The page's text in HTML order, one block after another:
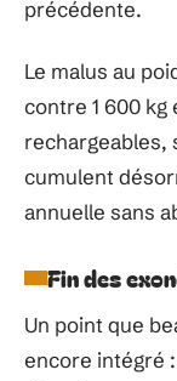
précédente.
Le malus au
contre 1 600 kg
rechargeables,
cumulent
annuelle sans
Fin des
Un point que
encore intégré